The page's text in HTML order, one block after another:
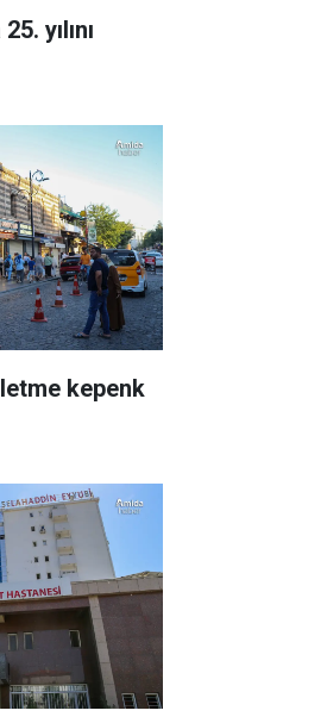
yılını
kepenk